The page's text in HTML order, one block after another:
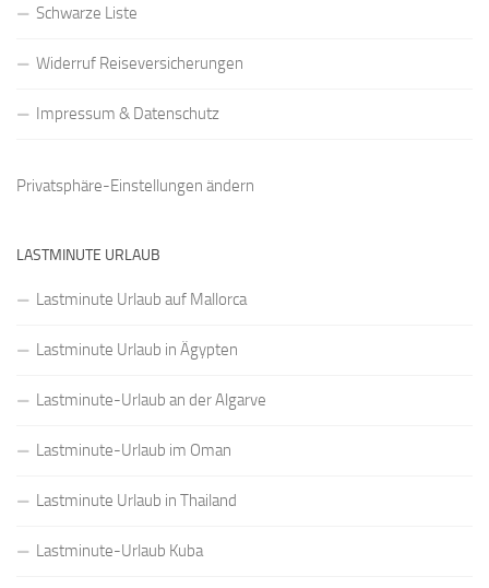
Schwarze Liste
Widerruf Reiseversicherungen
Impressum & Datenschutz
Privatsphäre-Einstellungen ändern
LASTMINUTE URLAUB
Lastminute Urlaub auf Mallorca
Lastminute Urlaub in Ägypten
Lastminute-Urlaub an der Algarve
Lastminute-Urlaub im Oman
Lastminute Urlaub in Thailand
Lastminute-Urlaub Kuba